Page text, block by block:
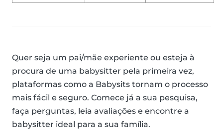
Quer seja um pai/mãe experiente ou esteja à
procura de uma babysitter pela primeira vez,
plataformas como a Babysits tornam o processo
mais fácil e seguro. Comece já a sua pesquisa,
faça perguntas, leia avaliações e encontre a
babysitter ideal para a sua família.